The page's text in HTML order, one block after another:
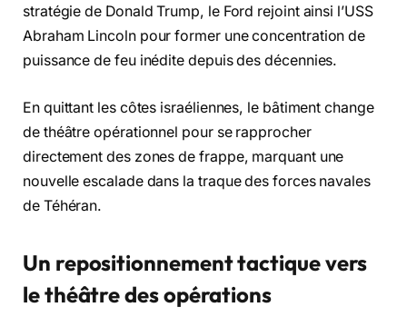
stratégie de Donald Trump, le Ford rejoint ainsi l’USS
Abraham Lincoln pour former une concentration de
puissance de feu inédite depuis des décennies.
En quittant les côtes israéliennes, le bâtiment change
de théâtre opérationnel pour se rapprocher
directement des zones de frappe, marquant une
nouvelle escalade dans la traque des forces navales
de Téhéran.
Un repositionnement tactique vers
le théâtre des opérations